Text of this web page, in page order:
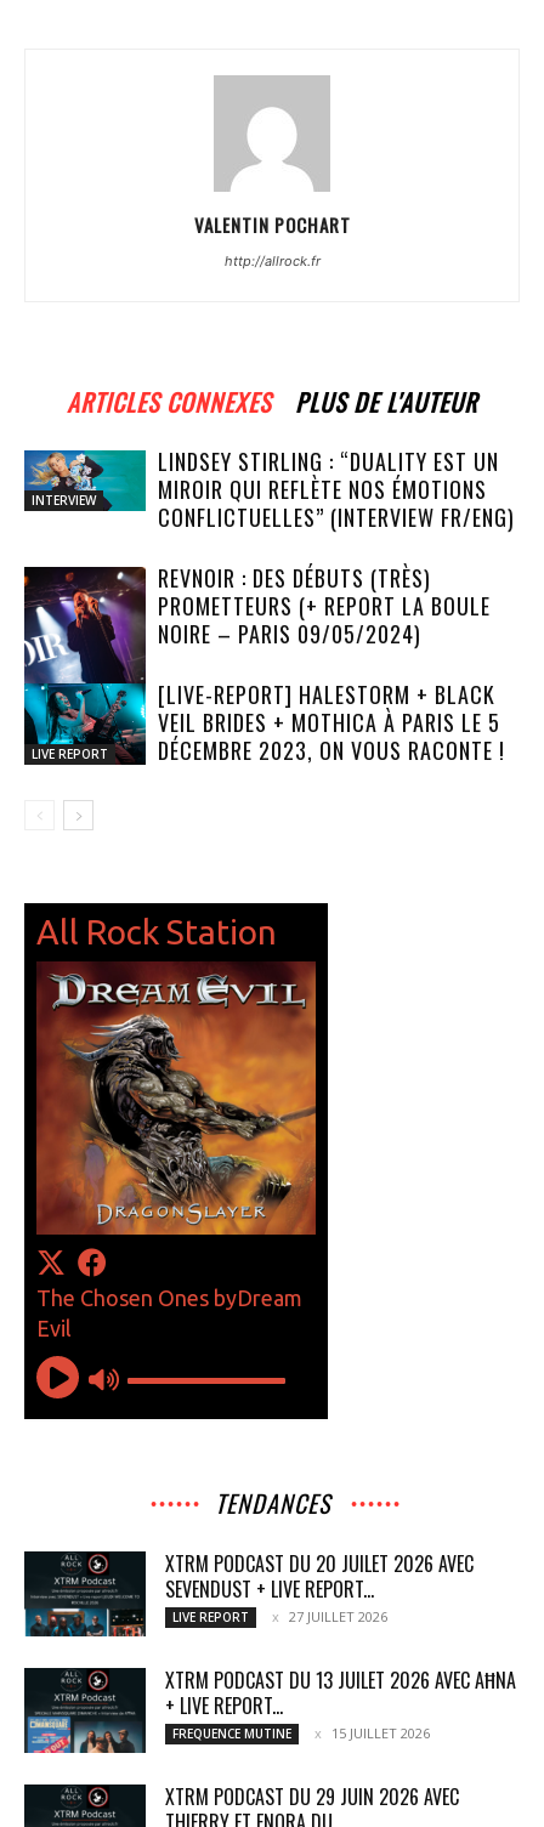
VALENTIN POCHART
http://allrock.fr
ARTICLES CONNEXES PLUS DE L'AUTEUR
INTERVIEW
LINDSEY STIRLING : “DUALITY EST UN
MIROIR QUI REFLÈTE NOS ÉMOTIONS
CONFLICTUELLES” (INTERVIEW FR/ENG)
LIVE REPORT
REVNOIR : DES DÉBUTS (TRÈS)
PROMETTEURS (+ REPORT LA BOULE
NOIRE – PARIS 09/05/2024)
LIVE REPORT
[LIVE-REPORT] HALESTORM + BLACK
VEIL BRIDES + MOTHICA À PARIS LE 5
DÉCEMBRE 2023, ON VOUS RACONTE !
TENDANCES
XTRM PODCAST DU 20 JUILET 2026 AVEC
SEVENDUST + LIVE REPORT...
LIVE REPORT 27 JUILLET 2026
XTRM PODCAST DU 13 JUILET 2026 AVEC AĦNA
+ LIVE REPORT...
FREQUENCE MUTINE 15 JUILLET 2026
XTRM PODCAST DU 29 JUIN 2026 AVEC